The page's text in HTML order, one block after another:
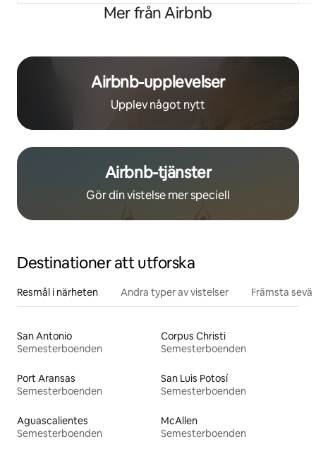
Mer från Airbnb
Airbnb-upplevelser
Upplev något nytt
Airbnb-tjänster
Gör din vistelse mer speciell
Destinationer att utforska
Resmål i närheten Andra typer av vistelser Främsta
San Antonio
Semesterboenden
Corpus Christi
Semesterboenden
Port Aransas
Semesterboenden
San Luis Potosí
Semesterboenden
Aguascalientes
Semesterboenden
McAllen
Semesterboenden